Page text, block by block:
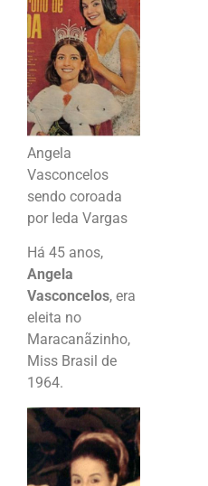
Angela
Vasconcelos
sendo coroada
por Ieda Vargas
Há 45 anos,
Angela
Vasconcelos, era
eleita no
Maracanãzinho,
Miss Brasil de
1964.